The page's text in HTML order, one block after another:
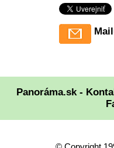
Panoráma.sk -